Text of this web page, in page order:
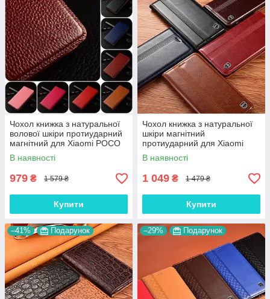
Чохол книжка з натуральної
волової шкіри протиударний
магнітний для Xiaomi POCO
M4 Pro "BULL"
В наявності
979 ₴ 1 579 ₴
Купити
Чохол книжка з натуральної
шкіри магнітний
протиударний для Xiaomi
POCO M4 Pro "ITALIAN"
В наявності
1 049 ₴ 1 479 ₴
Купити
–41% Подарунок –29% Подарунок